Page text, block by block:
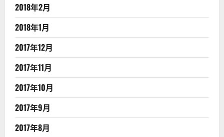
2018年2月
2018年1月
2017年12月
2017年11月
2017年10月
2017年9月
2017年8月